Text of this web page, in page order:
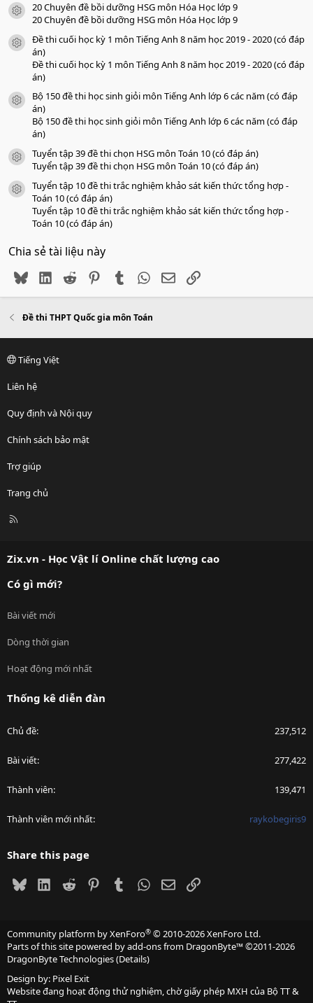
a
o
icon tài liệu
20 Chuyên đề bồi dưỡng HSG môn Hóa Học lớp 9
20 Chuyên đề bồi dưỡng HSG môn Hóa Học lớp 9
icon tài liệu
Đề thi cuối học kỳ 1 môn Tiếng Anh 8 năm học 2019 - 2020 (có đáp
án)
Đề thi cuối học kỳ 1 môn Tiếng Anh 8 năm học 2019 - 2020 (có đáp
án)
icon tài liệu
Bộ 150 đề thi học sinh giỏi môn Tiếng Anh lớp 6 các năm (có đáp
án)
Bộ 150 đề thi học sinh giỏi môn Tiếng Anh lớp 6 các năm (có đáp
án)
icon tài liệu
Tuyển tập 39 đề thi chọn HSG môn Toán 10 (có đáp án)
Tuyển tập 39 đề thi chọn HSG môn Toán 10 (có đáp án)
icon tài liệu
Tuyển tập 10 đề thi trắc nghiệm khảo sát kiến thức tổng hợp -
Toán 10 (có đáp án)
Tuyển tập 10 đề thi trắc nghiệm khảo sát kiến thức tổng hợp -
Toán 10 (có đáp án)
Chia sẻ tài liệu này
BlueskyLinkedIn
Reddit PinterestTumblr WhatsApp
EmailLink
Đề thi THPT Quốc gia môn Toán
Tiếng Việt
Liên hệ
Quy định và Nội quy
Chính sách bảo mật
Trợ giúp
Trang chủ
R
Zix.vn - Học Vật lí Online chất lượng cao
Có gì mới?
Bài viết mới
Dòng thời gian
Hoạt động mới nhất
Thống kê diễn đàn
Chủ đề 237,512
Bài viết 277,422
Thành viên 139,471
Thành viên mới nhất raykobegiris9
Share this page
BlueskyLinkedIn
Reddit PinterestTumblrWhatsApp
EmailLink
Community platform by XenForo® © 2010-2026 XenForo Ltd.
Parts of this site powered byadd-ons from DragonByte™©2011-2026
DragonByte Technologies(Details)
Design by: Pixel Exit
Website đang hoạt động thử nghiệm, chờ giấy phép MXH của Bộ TT &